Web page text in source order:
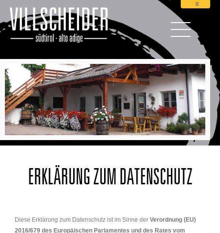
it
ERKLÄRUNG ZUM DATENSCHUTZ
Diese Erklärung zum Datenschutz ist im Sinne der Verordnung (EU)
2016/679 des Europäischen Parlamentes und des Rates vom